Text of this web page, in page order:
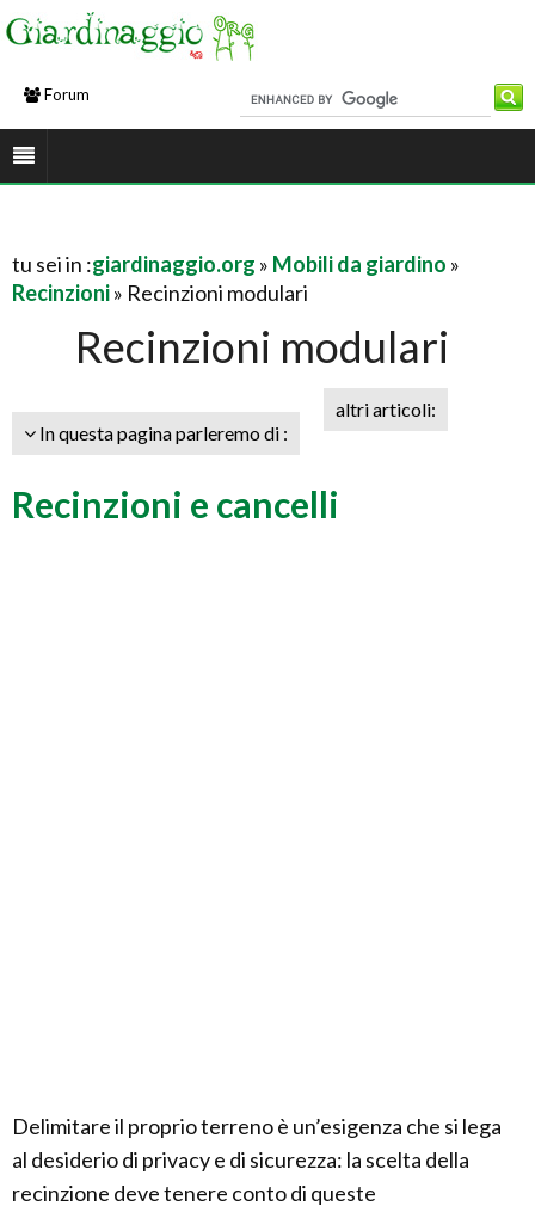
Forum
tu sei in :giardinaggio.org » Mobili da giardino »
Recinzioni» Recinzioni modulari
Recinzioni modulari
In questa pagina parleremo di :
altri articoli:
Recinzioni e cancelli
Delimitare il proprio terreno è un’esigenza che si lega
al desiderio di privacy e di sicurezza: la scelta della
recinzione deve tenere conto di queste